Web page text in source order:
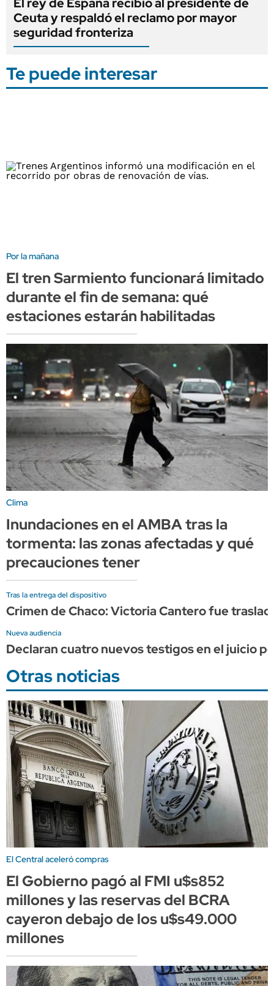
Ceuta y respaldó el reclamo por mayor
seguridad fronteriza
Te puede interesar
Por la mañana
El tren Sarmiento funcionará limitado
durante el fin de semana: qué
estaciones estarán habilitadas
Clima
Inundaciones en el AMBA tras la
tormenta: las zonas afectadas y qué
precauciones tener
Tras la entrega del dispositivo
Crimen de Chaco: Victoria Cantero fue
Nueva audiencia
Declaran cuatro nuevos testigos en el juicio
Otras noticias
El Central aceleró compras
El Gobierno pagó al FMI u$s852
millones y las reservas del BCRA
cayeron debajo de los u$s49.000
millones